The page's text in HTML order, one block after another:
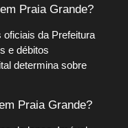
Praia Grande?
da Prefeitura
e débitos
determina sobre
Praia Grande?